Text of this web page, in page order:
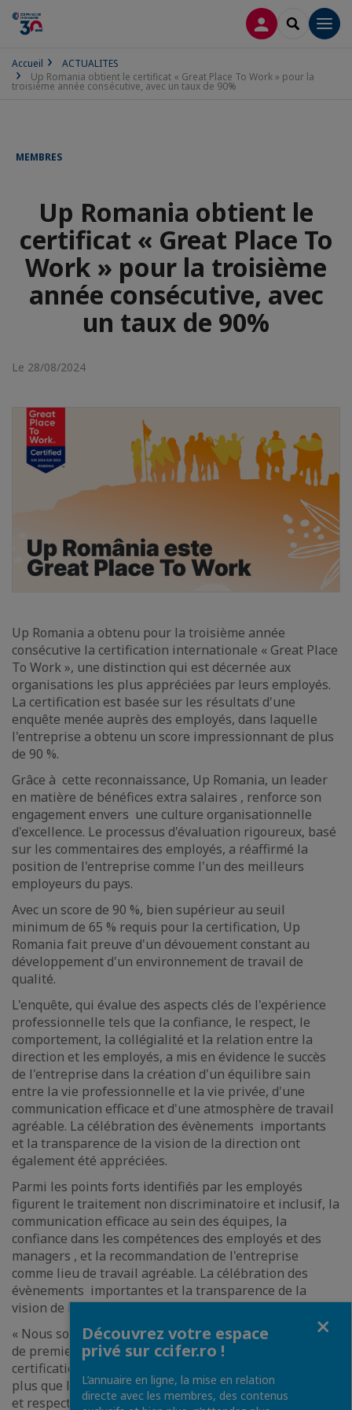
CONNEXION
Accueil
ACTUALITES
Up Romania obtient le certificat « Great Place To Work » pour la
troisième année consécutive, avec un taux de 90%
MEMBRES
Up Romania obtient le
certificat « Great Place To
Work » pour la troisième
année consécutive, avec
un taux de 90%
Le 28/08/2024
Up Romania a obtenu pour la troisième année
consécutive la certification internationale « Great Place
To Work », une distinction qui est décernée aux
organisations les plus appréciées par leurs employés.
La certification est basée sur les résultats d'une
enquête menée auprès des employés, dans laquelle
l'entreprise a obtenu un score impressionnant de plus
de 90 %.
Grâce à cette reconnaissance, Up Romania, un leader
en matière de bénéfices extra salaires , renforce son
engagement envers une culture organisationnelle
d'excellence. Le processus d'évaluation rigoureux, basé
sur les commentaires des employés, a réaffirmé la
position de l'entreprise comme l'un des meilleurs
employeurs du pays.
Avec un score de 90 %, bien supérieur au seuil
minimum de 65 % requis pour la certification, Up
Romania fait preuve d'un dévouement constant au
développement d'un environnement de travail de
qualité.
L'enquête, qui évalue des aspects clés de l'expérience
professionnelle tels que la confiance, le respect, le
comportement, la collégialité et la relation entre la
direction et les employés, a mis en évidence le succès
de l'entreprise dans la création d'un équilibre sain
entre la vie professionnelle et la vie privée, d'une
communication efficace et d'une atmosphère de travail
agréable. La célébration des évènements importants
et la transparence de la vision de la direction ont
également été appréciées.
Parmi les points forts identifiés par les employés
figurent le traitement non discriminatoire et inclusif, la
communication efficace au sein des équipes, la
confiance dans les compétences des employés et des
managers , et la recommandation de l'entreprise
comme lieu de travail agréable. La célébration des
évènements importantes et la transparence de la
vision de la direction ont également été appréciées.
« Nous sommes ravis d'être l'une des rares entreprises
de premier plan en Roumanie à détenir cette
certification internationale. Cela confirme une fois de
plus que lorsque les employés sont satisfaits, motivés
et respectés, l'entreprise devient « un endroit où il fait
Découvrez votre espace
privé sur ccifer.ro !
L’annuaire en ligne, la mise en relation
directe avec les membres, des contenus